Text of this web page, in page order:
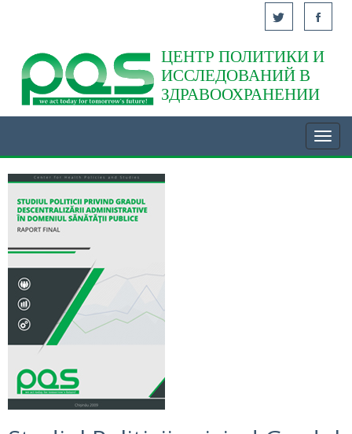
Acasă
ЦЕНТР ПОЛИТИКИ И
ИССЛЕДОВАНИЙ В
ЗДРАВООХРАНЕНИИ